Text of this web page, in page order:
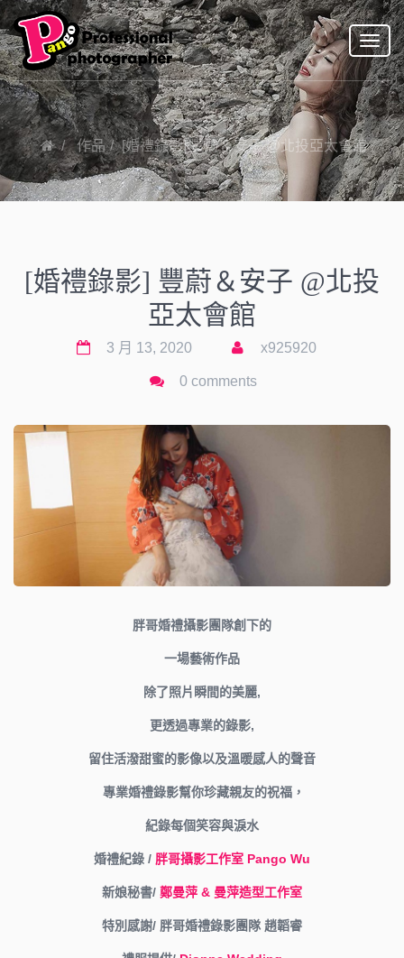
作品 [婚禮錄影] 豐蔚＆安子 @北投亞太會館
[婚禮錄影] 豐蔚＆安子 @北投
亞太會館
3 月 13, 2020 x925920
0 comments
胖哥婚禮攝影團隊創下的
一場藝術作品
除了照片瞬間的美麗,
更透過專業的錄影,
留住活潑甜蜜的影像以及溫暖感人的聲音
專業婚禮錄影幫你珍藏親友的祝福，
紀錄每個笑容與淚水
婚禮紀錄 / 胖哥攝影工作室 Pango Wu
新娘秘書/ 鄭曼萍 & 曼萍造型工作室
特別感謝/ 胖哥婚禮錄影團隊 趙韜睿